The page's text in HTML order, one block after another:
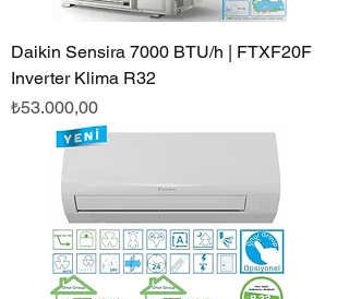
Daikin Sensira 7000 BTU/h | FTXF20F
Inverter Klima R32
Fiyat
₺53.000,00